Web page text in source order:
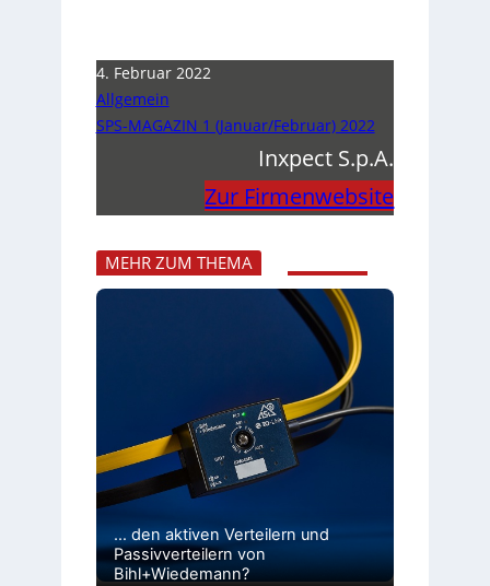
4. Februar 2022
Allgemein
SPS-MAGAZIN 1 (Januar/Februar) 2022
Inxpect S.p.A.
Zur Firmenwebsite
MEHR ZUM THEMA
… den aktiven Verteilern und
Passivverteilern von
Bihl+Wiedemann?